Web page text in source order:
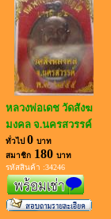
หลวงพ่อเดช วัดสังฆ
มงคล จ.นครสวรรค์
ทั่วไป 0 บาท
สมาชิก180 บาท
รหัสสินค้า :34246